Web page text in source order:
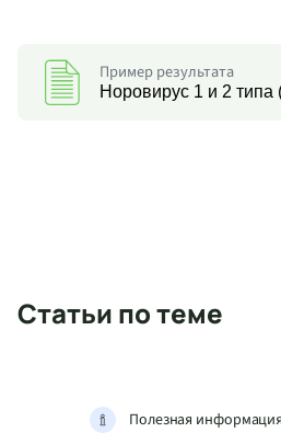
Пример результата
Норовирус 1 и 2 типа
Статьи по теме
Полезная информация